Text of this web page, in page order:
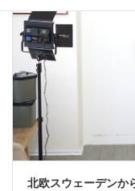
北欧スウェーデン